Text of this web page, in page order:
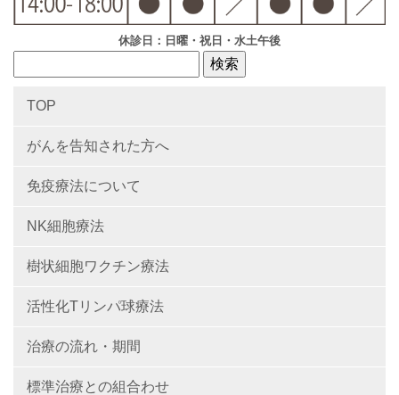
休診日：日曜・祝日・水土午後
TOP
がんを告知された方へ
免疫療法について
NK細胞療法
樹状細胞ワクチン療法
活性化Tリンパ球療法
治療の流れ・期間
標準治療との組合わせ